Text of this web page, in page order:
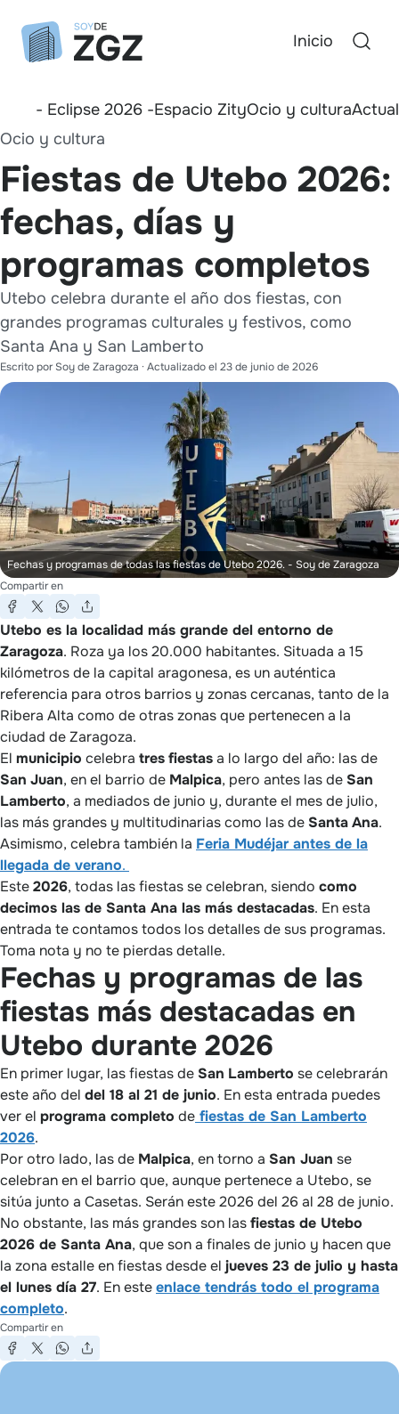
Inicio
- Eclipse 2026 -Espacio ZityOcio y cultura
Ocio y cultura
Fiestas de Utebo 2026:
fechas, días y
programas completos
Utebo celebra durante el año dos fiestas, con
grandes programas culturales y festivos, como
Santa Ana y San Lamberto
Escrito porSoy de Zaragoza · Actualizado el 23 de junio de 2026
Fechas y programas de todas las fiestas de Utebo 2026. - Soy de Zaragoza
Compartir en
Utebo es la localidad más grande del entorno de
Zaragoza. Roza ya los 20.000 habitantes. Situada a 15
kilómetros de la capital aragonesa, es un auténtica
referencia para otros barrios y zonas cercanas, tanto de la
Ribera Alta como de otras zonas que pertenecen a la
ciudad de Zaragoza.
El municipio celebra tresfiestasa lo largo del año: las de
San Juan, en el barrio de Malpica, pero antes las de San
Lamberto, a mediados de junio y, durante el mes de julio,
las más grandes y multitudinarias como las de SantaAna.
Asimismo, celebra también la Feria Mudéjar antes de la
llegada de verano.
Este2026, todas las fiestas se celebran, siendo como
decimos las de Santa Ana las más destacadas. En esta
entrada te contamos todos los detalles de sus programas.
Toma nota y no te pierdas detalle.
Fechas y programas de las
fiestas más destacadas en
Utebo durante 2026
En primer lugar, las fiestas de San Lamberto se celebrarán
este año del del 18 al 21 de junio. En esta entrada puedes
ver el programa completo de fiestas de San Lamberto
2026.
Por otro lado, las de Malpica, en torno a San Juan se
celebran en el barrio que, aunque pertenece a Utebo, se
sitúa junto a Casetas. Serán este 2026 del 26 al 28 de junio.
No obstante, las más grandes son lasfiestas de Utebo
2026 de Santa Ana, que son a finales de junio y hacen que
la zona estalle en fiestas desde el jueves 23 de julio y hasta
el lunes día 27. En esteenlace tendrás todo el programa
completo.
Compartir en